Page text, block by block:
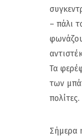
– πάλι
Τα
των
πολίτες.
Σήμερα